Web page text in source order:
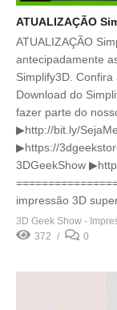
ATUALIZAÇÃO
ATUALIZAÇÃO
antecipadamente
Simplify3D.
Download do
fazer parte do
▶http://bit.ly/
▶https://
3DGeekShow
impressão 3D
3D Geek Show -
372
0